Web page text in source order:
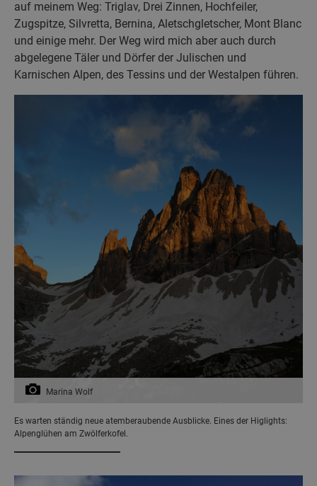
auf meinem Weg: Triglav, Drei Zinnen, Hochfeiler,
Zugspitze, Silvretta, Bernina, Aletschgletscher, Mont Blanc
und einige mehr. Der Weg wird mich aber auch durch
abgelegene Täler und Dörfer der Julischen und
Karnischen Alpen, des Tessins und der Westalpen führen.
Marina Wolf
Es warten ständig neue atemberaubende Ausblicke. Eines der Higlights:
Alpenglühen am Zwölferkofel.